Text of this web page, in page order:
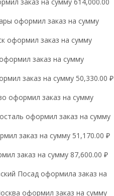
оформил заказ на сумму
оформил заказ на сумму
заказ на сумму
заказ на сумму 50,330.00 ₽
оформил заказ на сумму
оформил заказ на сумму
заказ на сумму 51,170.00 ₽
заказ на сумму 87,600.00 ₽
Посад оформила заказ на
оформил заказ на сумму